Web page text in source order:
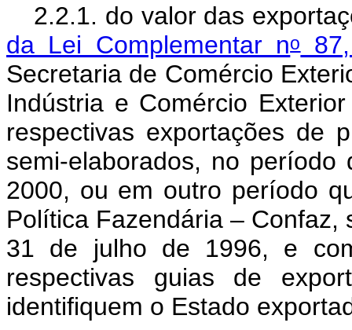
2.2.1. do valor das
da Lei Complementar no87,
Secretaria de Comércio
Indústria e Comércio
respectivas exportações de
semi-elaborados, no
2000, ou em outro período
Política Fazendária – Confaz,
31 de julho de 1996, e
respectivas guias de
identifiquem o Estado